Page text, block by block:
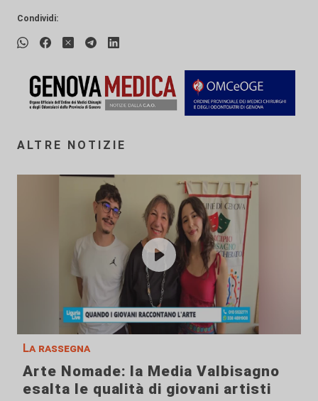
Condividi:
ALTRE NOTIZIE
La rassegna
Arte Nomade: la Media Valbisagno
esalta le qualità di giovani artisti